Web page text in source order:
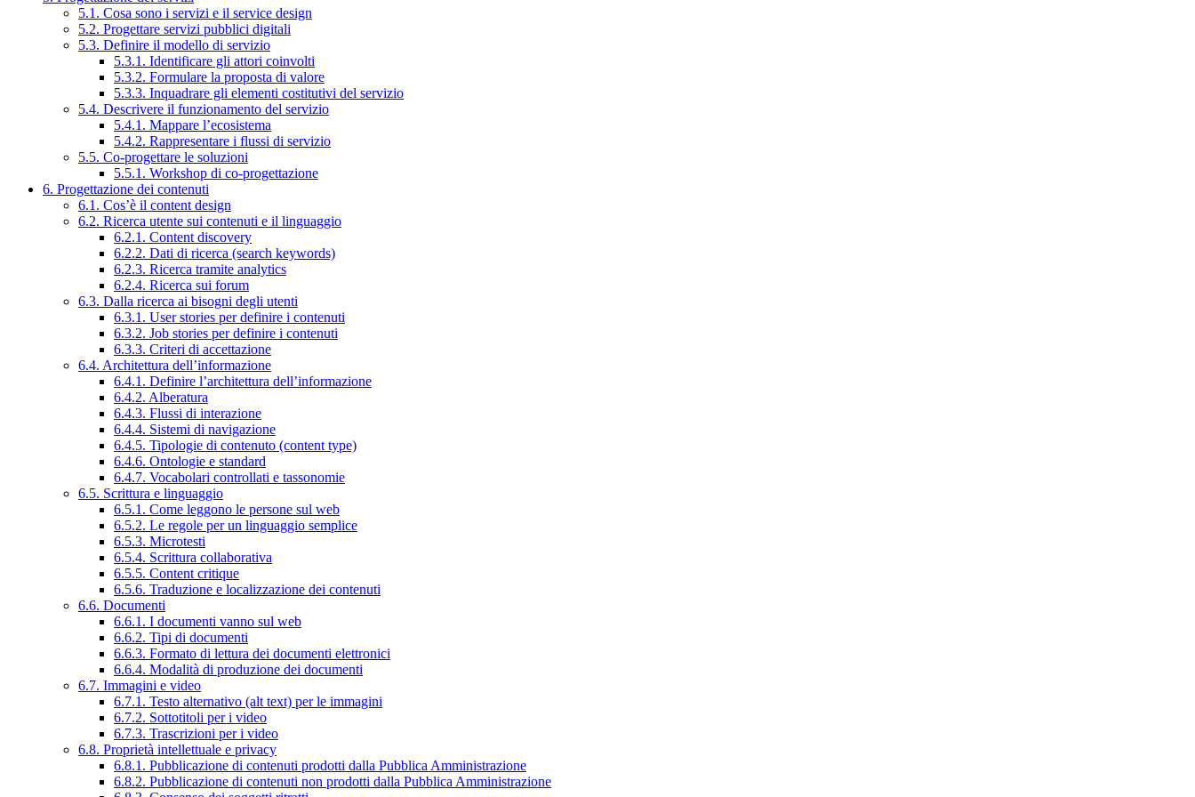
5.1. Cosa sono i servizi e il service design
5.2. Progettare servizi pubblici digitali
5.3. Definire il modello di servizio
5.3.1. Identificare gli attori coinvolti
5.3.2. Formulare la proposta di valore
5.3.3. Inquadrare gli elementi costitutivi del servizio
5.4. Descrivere il funzionamento del servizio
5.4.1. Mappare l’ecosistema
5.4.2. Rappresentare i flussi di servizio
5.5. Co-progettare le soluzioni
5.5.1. Workshop di co-progettazione
6. Progettazione dei contenuti
6.1. Cos’è il content design
6.2. Ricerca utente sui contenuti e il linguaggio
6.2.1. Content discovery
6.2.2. Dati di ricerca (search keywords)
6.2.3. Ricerca tramite analytics
6.2.4. Ricerca sui forum
6.3. Dalla ricerca ai bisogni degli utenti
6.3.1. User stories per definire i contenuti
6.3.2. Job stories per definire i contenuti
6.3.3. Criteri di accettazione
6.4. Architettura dell’informazione
6.4.1. Definire l’architettura dell’informazione
6.4.2. Alberatura
6.4.3. Flussi di interazione
6.4.4. Sistemi di navigazione
6.4.5. Tipologie di contenuto (content type)
6.4.6. Ontologie e standard
6.4.7. Vocabolari controllati e tassonomie
6.5. Scrittura e linguaggio
6.5.1. Come leggono le persone sul web
6.5.2. Le regole per un linguaggio semplice
6.5.3. Microtesti
6.5.4. Scrittura collaborativa
6.5.5. Content critique
6.5.6. Traduzione e localizzazione dei contenuti
6.6. Documenti
6.6.1. I documenti vanno sul web
6.6.2. Tipi di documenti
6.6.3. Formato di lettura dei documenti elettronici
6.6.4. Modalità di produzione dei documenti
6.7. Immagini e video
6.7.1. Testo alternativo (alt text) per le immagini
6.7.2. Sottotitoli per i video
6.7.3. Trascrizioni per i video
6.8. Proprietà intellettuale e privacy
6.8.1. Pubblicazione di contenuti prodotti dalla Pubblica Amministrazione
6.8.2. Pubblicazione di contenuti non prodotti dalla Pubblica Amministrazione